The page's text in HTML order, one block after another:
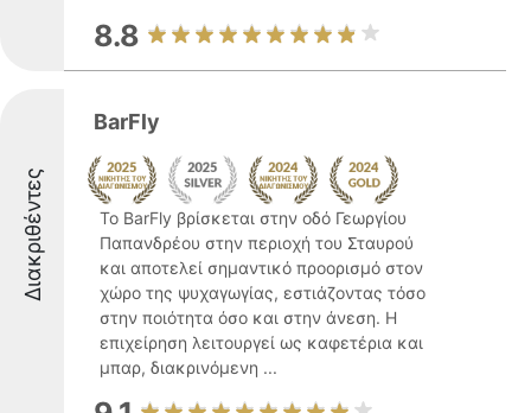
8.8
Διακριθέντες
BarFly
Το BarFly βρίσκεται στην οδό Γεωργίου
Παπανδρέου στην περιοχή του Σταυρού
και αποτελεί σημαντικό προορισμό στον
χώρο της ψυχαγωγίας, εστιάζοντας τόσο
στην ποιότητα όσο και στην άνεση. Η
επιχείρηση λειτουργεί ως καφετέρια και
μπαρ, διακρινόμενη ...